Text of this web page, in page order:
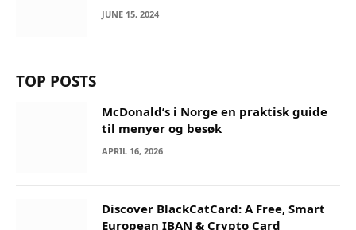
JUNE 15, 2024
TOP POSTS
McDonald’s i Norge en praktisk guide
til menyer og besøk
APRIL 16, 2026
Discover BlackCatCard: A Free, Smart
European IBAN & Crypto Card